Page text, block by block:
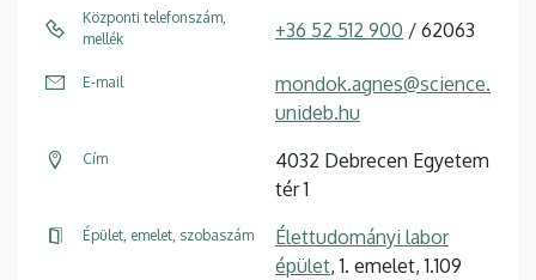
Központi telefonszám,
mellék
+36 52 512 900 / 62063
E-mail
mondok.agnes@science.
unideb.hu
Cím
4032 Debrecen Egyetem
tér 1
Épület, emelet, szobaszám
Élettudományi labor
épület, 1. emelet, 1.109